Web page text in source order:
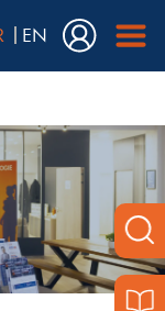
EN